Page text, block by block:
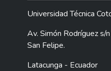
Universidad Técnica
Av. Simón Rodríguez s/
San Felipe.
Latacunga - Ecuador